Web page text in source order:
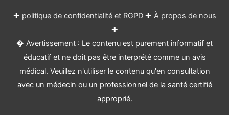
✚ politique de confidentialité et RGPD✚ À propos de nous
✚
� Avertissement : Le contenu est purement informatif et
éducatif et ne doit pas être interprété comme un avis
médical. Veuillez n'utiliser le contenu qu'en consultation
avec un médecin ou un professionnel de la santé certifié
approprié.